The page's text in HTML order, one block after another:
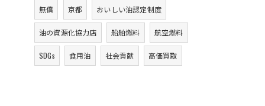
無償 京都 おいしい油認定制度
油の資源化協力店 船舶燃料 航空燃料
SDGs 食用油 社会貢献 高価買取